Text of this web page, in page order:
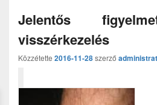
Jelentős
visszérkezelés
Közzétette 2016-11-28szerző